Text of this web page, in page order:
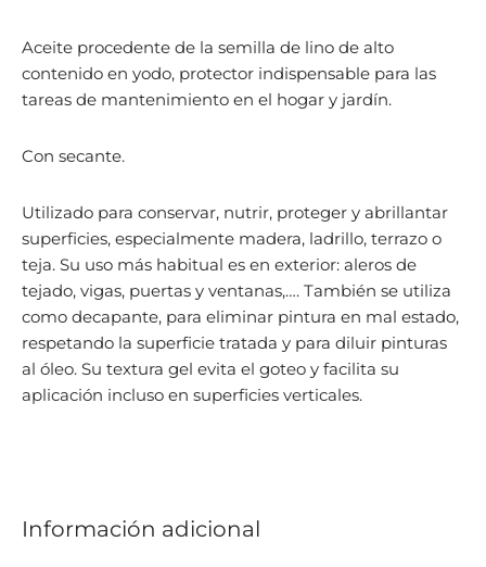
Aceite procedente de la semilla de lino de alto
contenido en yodo, protector indispensable para las
tareas de mantenimiento en el hogar y jardín.
Con secante.
Utilizado para conservar, nutrir, proteger y abrillantar
superficies, especialmente madera, ladrillo, terrazo o
teja. Su uso más habitual es en exterior: aleros de
tejado, vigas, puertas y ventanas,…. También se utiliza
como decapante, para eliminar pintura en mal estado,
respetando la superficie tratada y para diluir pinturas
al óleo. Su textura gel evita el goteo y facilita su
aplicación incluso en superficies verticales.
Información adicional